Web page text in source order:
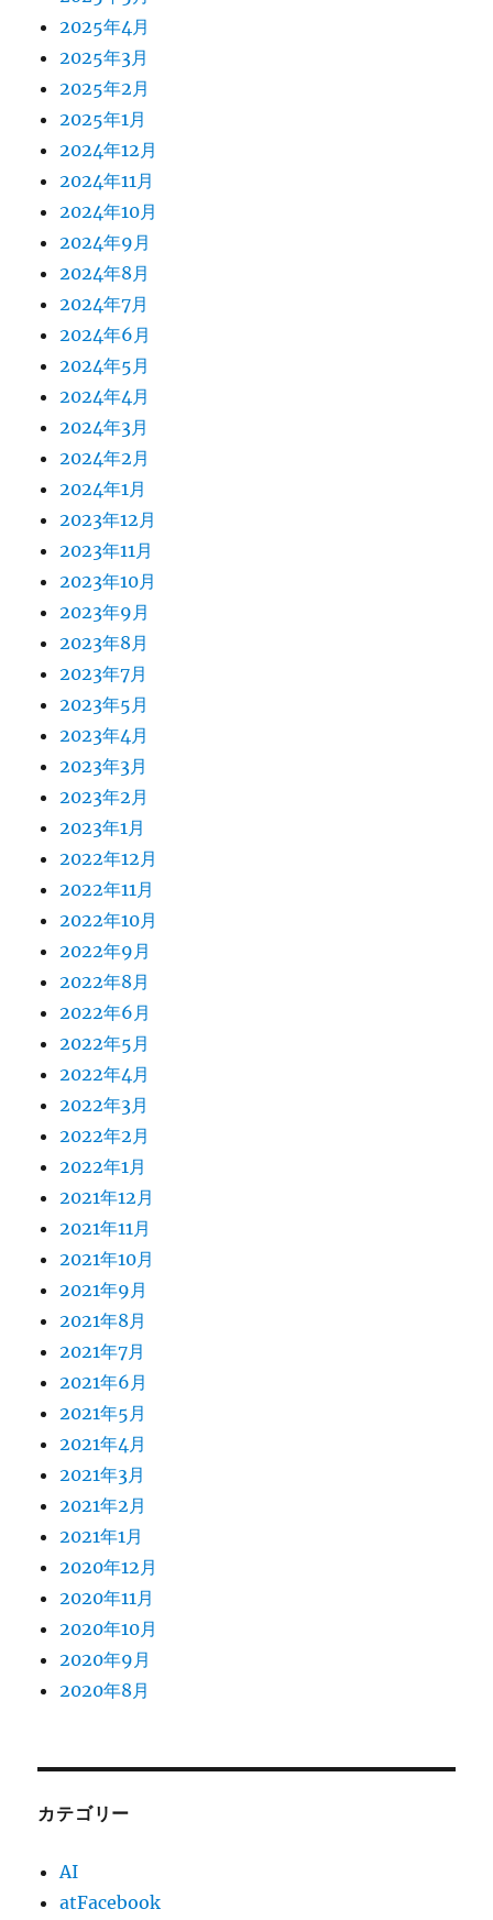
2025年4月
2025年3月
2025年2月
2025年1月
2024年12月
2024年11月
2024年10月
2024年9月
2024年8月
2024年7月
2024年6月
2024年5月
2024年4月
2024年3月
2024年2月
2024年1月
2023年12月
2023年11月
2023年10月
2023年9月
2023年8月
2023年7月
2023年5月
2023年4月
2023年3月
2023年2月
2023年1月
2022年12月
2022年11月
2022年10月
2022年9月
2022年8月
2022年6月
2022年5月
2022年4月
2022年3月
2022年2月
2022年1月
2021年12月
2021年11月
2021年10月
2021年9月
2021年8月
2021年7月
2021年6月
2021年5月
2021年4月
2021年3月
2021年2月
2021年1月
2020年12月
2020年11月
2020年10月
2020年9月
2020年8月
カテゴリー
AI
atFacebook